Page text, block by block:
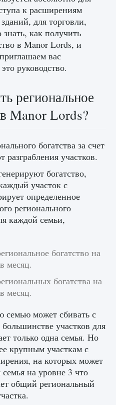
к расширениям
для торговли,
как получить
в Manor Lords, и
вас
руководство.
региональное
Manor Lords?
богатства за счет
разграбления участков.
богатство,
участок с
определенное
регионального
каждой семьи,
богатство на
месяц.
богатства на
месяц.
семью может сбивать с
участков для
только одна семья. Но
крупным участкам с
на которых может
семья на уровне 3 что
общий региональный